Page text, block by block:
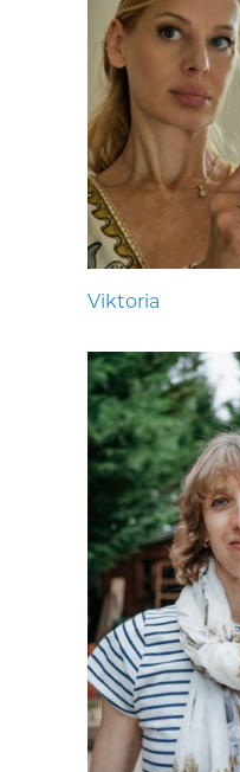
Viktoria